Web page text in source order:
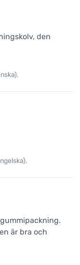
den
är bra och